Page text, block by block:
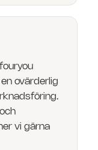
ovärderlig
vi gärna